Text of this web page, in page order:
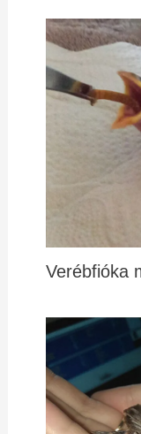
Verébfióka